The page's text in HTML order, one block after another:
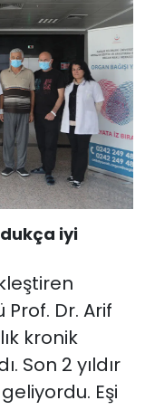
iyi
Dr. Arif
kronik
Son 2 yıldır
Eşi